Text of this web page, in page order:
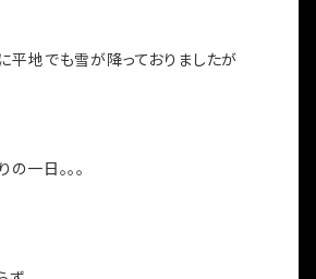
平地でも雪が降っておりましたが
一日。。。